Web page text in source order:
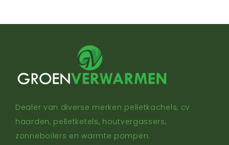
Dealer van diverse merken pelletkachels, cv
haarden, pelletketels, houtvergassers,
zonneboilers en warmte pompen.